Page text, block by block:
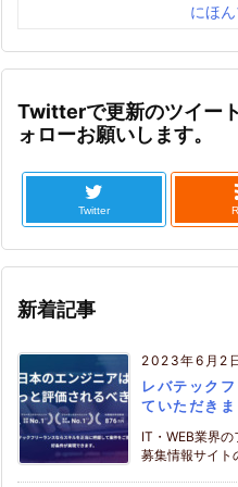
にほ
Twitterで更新のツイー
ォローお願いします。
Twitter
新着記事
2023年6月2
レバテック
ていただきま
IT・WEB業界
募集情報サイト